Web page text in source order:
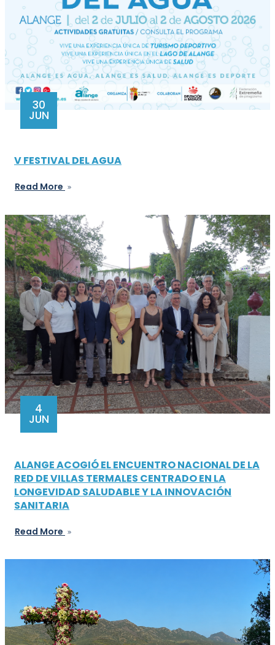
30
JUN
V FESTIVAL DEL AGUA
Read More
4
JUN
ALANGE ACOGIÓ EL ENCUENTRO NACIONAL DE LA
RED DE VILLAS TERMALES CENTRADO EN LA
LONGEVIDAD SALUDABLE Y LA INNOVACIÓN
SANITARIA
Read More